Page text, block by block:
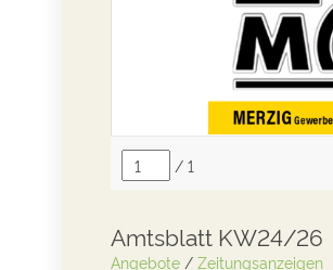
Amtsblatt KW24/26
Angebote / Zeitungsanzeigen